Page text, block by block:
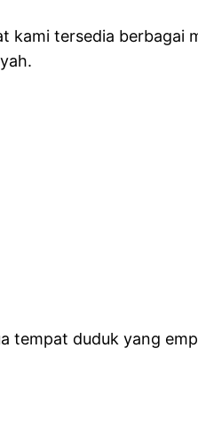
kami tersedia berbagai
tempat duduk yang